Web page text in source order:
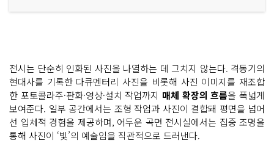
전시는 단순히 인화된 사진을 나열하는 데 그치지 않는다. 격동기의
현대사를 기록한 다큐멘터리 사진을 비롯해 사진 이미지를 재조합
한 포토콜라주·판화·영상·설치 작업까지 매체 확장의 흐름을 폭넓게
보여준다. 일부 공간에서는 조형 작업과 사진이 결합돼 평면을 넘어
선 입체적 경험을 제공하며, 어두운 곡면 전시실에서는 집중 조명을
통해 사진이 ‘빛’의 예술임을 직관적으로 드러낸다.